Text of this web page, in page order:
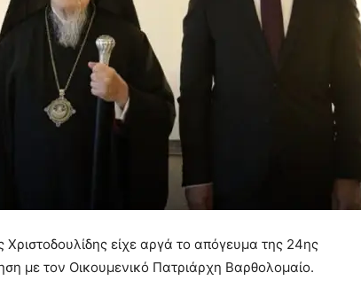
είχε αργά το απόγευμα της 24ης
με τον Οικουμενικό Πατριάρχη Βαρθολομαίο.